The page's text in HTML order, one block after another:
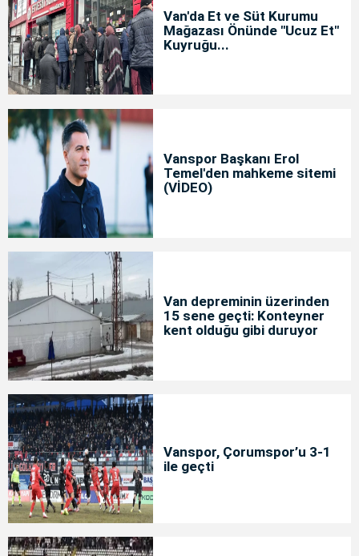
Van'da Et ve Süt Kurumu
Mağazası Önünde "Ucuz Et"
Kuyruğu...
Vanspor Başkanı Erol
Temel'den mahkeme sitemi
(VİDEO)
Van depreminin üzerinden
15 sene geçti: Konteyner
kent olduğu gibi duruyor
Vanspor, Çorumspor’u 3-1
ile geçti